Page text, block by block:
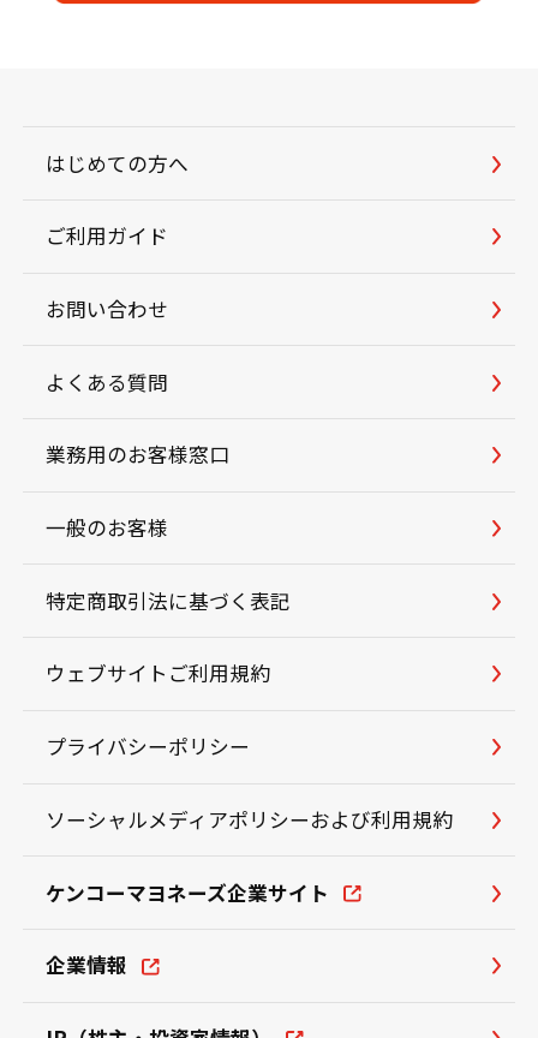
はじめての方へ
ご利用ガイド
お問い合わせ
よくある質問
業務用のお客様窓口
一般のお客様
特定商取引法に基づく表記
ウェブサイトご利用規約
プライバシーポリシー
ソーシャルメディアポリシーおよび利用規約
ケンコーマヨネーズ企業サイト
企業情報